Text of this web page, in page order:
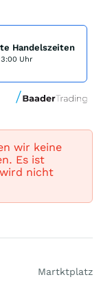
Handelszeiten
Uhr
wir keine
Es ist
nicht
Martktplatz